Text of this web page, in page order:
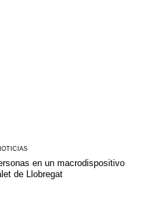
en un macrodispositivo
de Llobregat